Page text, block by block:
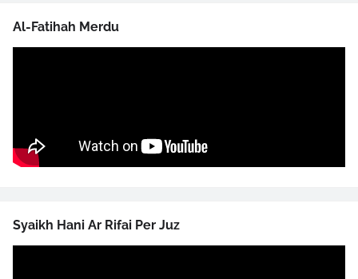
Al-Fatihah Merdu
Syaikh Hani Ar Rifai Per Juz